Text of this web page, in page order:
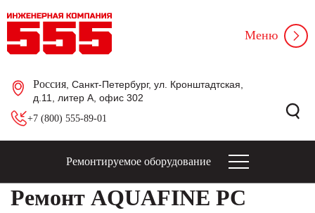
Россия , Санкт-Петербург, ул. Кронштадтская,
д.11, литер А, офис 302
+7 (800) 555-89-01
Меню
Ремонтируемое оборудование
Ремонт AQUAFINE PC